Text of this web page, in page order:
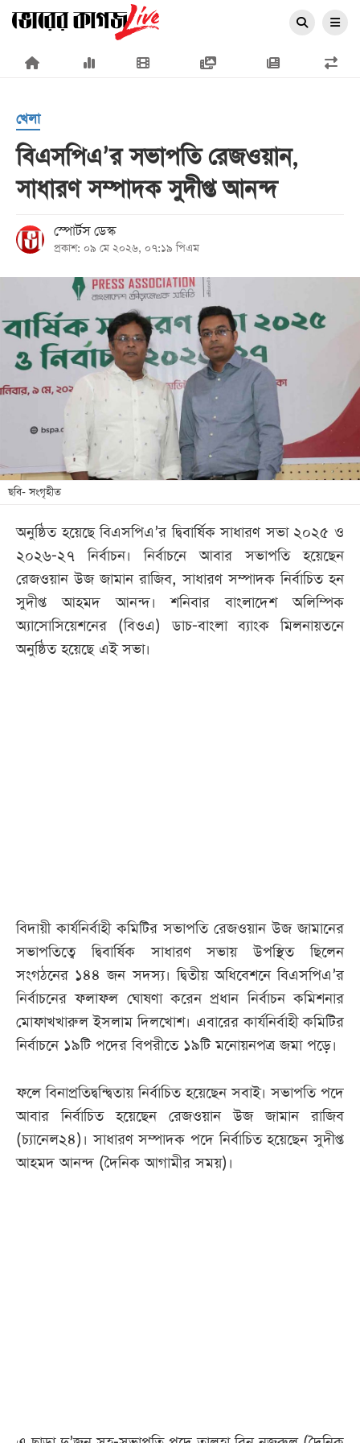
×
প্রচ্ছদ
জাতীয়
রাজনীতি
আন্তর্জাতিক
সারাদেশ
লাইফ
শিক্ষা
সব
বিভাগ
ছবি
ভিডিও
খেলা
বিএসপিএ’র সভাপতি রেজওয়ান,
সাধারণ সম্পাদক সুদীপ্ত আনন্দ
স্পোর্টস ডেস্ক
প্রকাশ: ০৯ মে ২০২৬, ০৭:১৯ পিএম
ছবি- সংগৃহীত
অনুষ্ঠিত হয়েছে বিএসপিএ’র দ্বিবার্ষিক সাধারণ সভা ২০২৫ ও
২০২৬-২৭ নির্বাচন। নির্বাচনে আবার সভাপতি হয়েছেন
রেজওয়ান উজ জামান রাজিব, সাধারণ সম্পাদক নির্বাচিত হন
সুদীপ্ত আহমদ আনন্দ। শনিবার বাংলাদেশ অলিম্পিক
অ্যাসোসিয়েশনের (বিওএ) ডাচ-বাংলা ব্যাংক মিলনায়তনে
অনুষ্ঠিত হয়েছে এই সভা।
বিদায়ী কার্যনির্বাহী কমিটির সভাপতি রেজওয়ান উজ জামানের
সভাপতিত্বে দ্বিবার্ষিক সাধারণ সভায় উপস্থিত ছিলেন
সংগঠনের ১৪৪ জন সদস্য। দ্বিতীয় অধিবেশনে বিএসপিএ’র
নির্বাচনের ফলাফল ঘোষণা করেন প্রধান নির্বাচন কমিশনার
মোফাখখারুল ইসলাম দিলখোশ। এবারের কার্যনির্বাহী কমিটির
নির্বাচনে ১৯টি পদের বিপরীতে ১৯টি মনোয়নপত্র জমা পড়ে।
ফলে বিনাপ্রতিদ্বন্দ্বিতায় নির্বাচিত হয়েছেন সবাই। সভাপতি পদে
আবার নির্বাচিত হয়েছেন রেজওয়ান উজ জামান রাজিব
(চ্যানেল২৪)। সাধারণ সম্পাদক পদে নির্বাচিত হয়েছেন সুদীপ্ত
আহমদ আনন্দ (দৈনিক আগামীর সময়)।